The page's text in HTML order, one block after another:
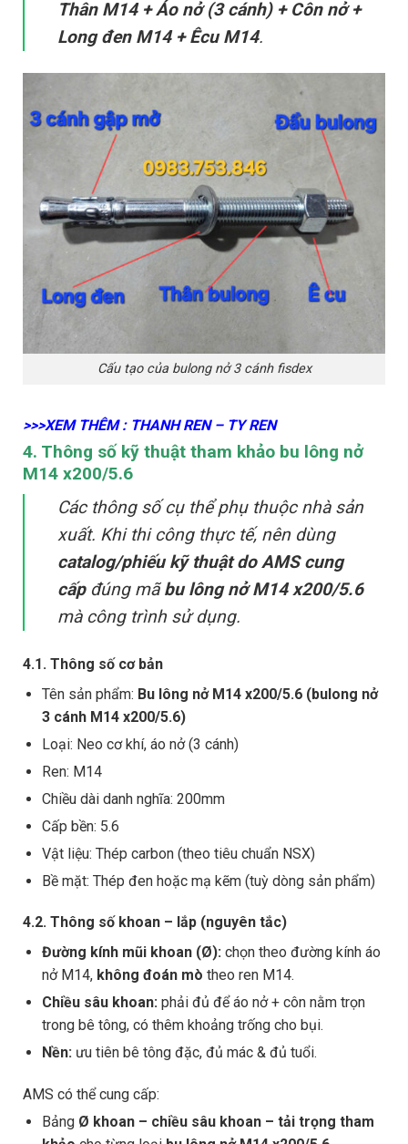
Thân M14 + Áo nở (3 cánh) + Côn nở +
Long đen M14 + Êcu M14.
Cấu tạo của bulong nở 3 cánh fisdex
>>>XEM THÊM : THANH REN – TY REN
4. Thông số kỹ thuật tham khảo bu lông nở
M14 x200/5.6
Các thông số cụ thể phụ thuộc nhà sản
xuất. Khi thi công thực tế, nên dùng
catalog/phiếu kỹ thuật do AMS cung
cấpđúng mãbu lông nở M14 x200/5.6
mà công trình sử dụng.
4.1. Thông số cơ bản
Tên sản phẩm: Bu lông nở M14 x200/5.6 (bulong nở
3 cánh M14 x200/5.6)
Loại: Neo cơ khí, áo nở (3 cánh)
Ren: M14
Chiều dài danh nghĩa: 200mm
Cấp bền: 5.6
Vật liệu: Thép carbon (theo tiêu chuẩn NSX)
Bề mặt: Thép đen hoặc mạ kẽm (tuỳ dòng sản phẩm)
4.2. Thông số khoan – lắp (nguyên tắc)
Đường kính mũi khoan (Ø):chọn theo đường kính áo
nở M14, không đoán mò theo ren M14.
Chiều sâu khoan:phải đủ để áo nở + côn nằm trọn
trong bê tông, có thêm khoảng trống cho bụi.
Nền:ưu tiên bê tông đặc, đủ mác & đủ tuổi.
AMS có thể cung cấp:
Bảng Ø khoan – chiều sâu khoan – tải trọng tham